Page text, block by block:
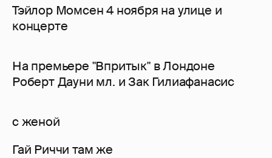
Тэйлор Момсен 4 ноября на улице и
концерте
На премьере "Впритык" в Лондоне
Роберт Дауни мл. и Зак Гилиафанасис
с женой
Гай Риччи там же